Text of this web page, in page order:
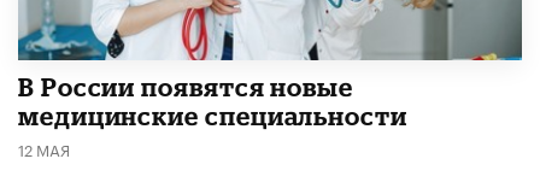
В России появятся новые
медицинские специальности
12 МАЯ